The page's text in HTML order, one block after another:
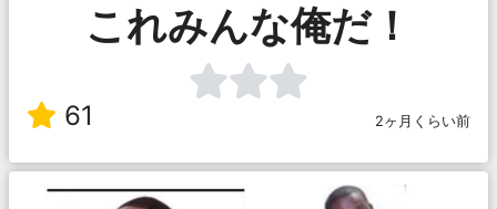
これみんな俺だ！
61 2ヶ月くらい前